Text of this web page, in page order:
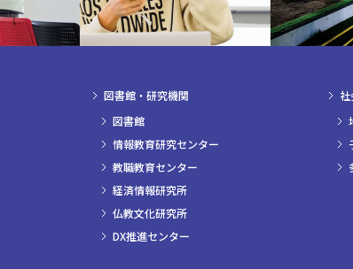
図書館・研究機関
図書館
情報教育研究センター
教職教育センター
経済情報研究所
仏教文化研究所
DX推進センター